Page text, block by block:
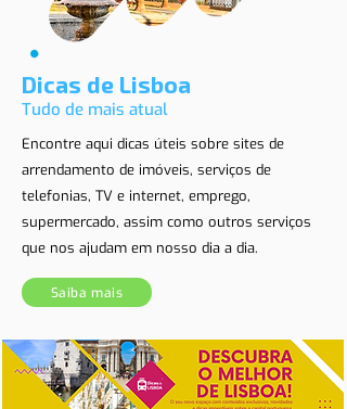
Dicas de Lisboa
Tudo de mais atual
Encontre aqui dicas úteis sobre sites de
arrendamento de imóveis, serviços de
telefonias, TV e internet, emprego,
supermercado, assim como outros serviços
que nos ajudam em nosso dia a dia.
Saiba mais